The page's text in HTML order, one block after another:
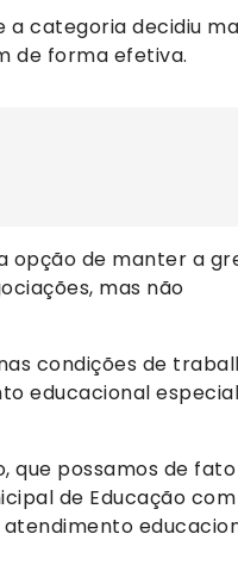
a categoria decidiu
de forma efetiva.
opção de manter a
mas não
condições de
educacional
que possamos de fato
de Educação com